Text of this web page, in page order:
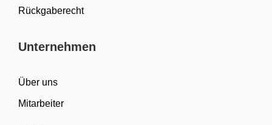
Rückgaberecht
Unternehmen
Über uns
Mitarbeiter